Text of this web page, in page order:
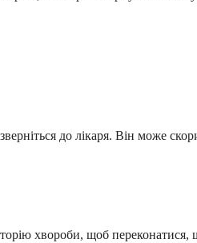
до лікаря. Він може
хвороби, щоб переконатися,